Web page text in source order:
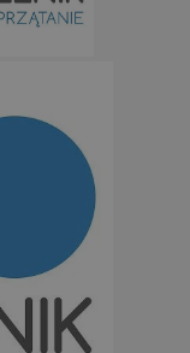
z podstawowych
kontem. Bez
internetowej.